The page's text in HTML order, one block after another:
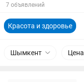
7 объявлений
Красота и здоровье
Шымкент Цена